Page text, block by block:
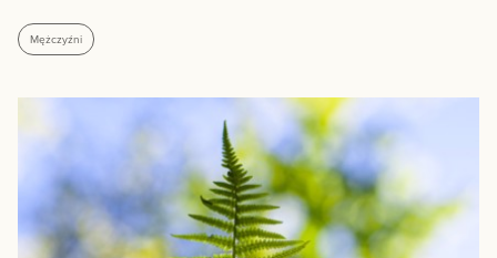
Mężczyźni